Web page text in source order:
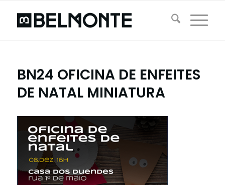
BN24 OFICINA DE ENFEITES
DE NATAL MINIATURA